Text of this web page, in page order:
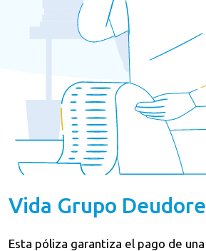
Vida Grupo
Esta póliza garantiza el pago de